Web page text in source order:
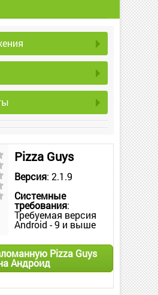
Pizza Guys
Версия: 2.1.9
Системные
требования:
Требуемая версия
Android - 9 и выше
Pizza Guys
Андроид